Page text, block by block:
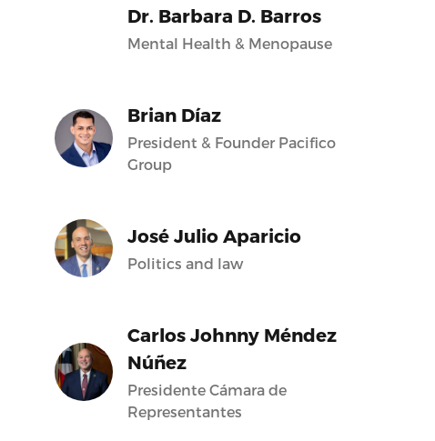
Dr. Barbara D. Barros
Mental Health & Menopause
Brian Díaz
President & Founder Pacifico
Group
José Julio Aparicio
Politics and law
Carlos Johnny Méndez
Núñez
Presidente Cámara de
Representantes